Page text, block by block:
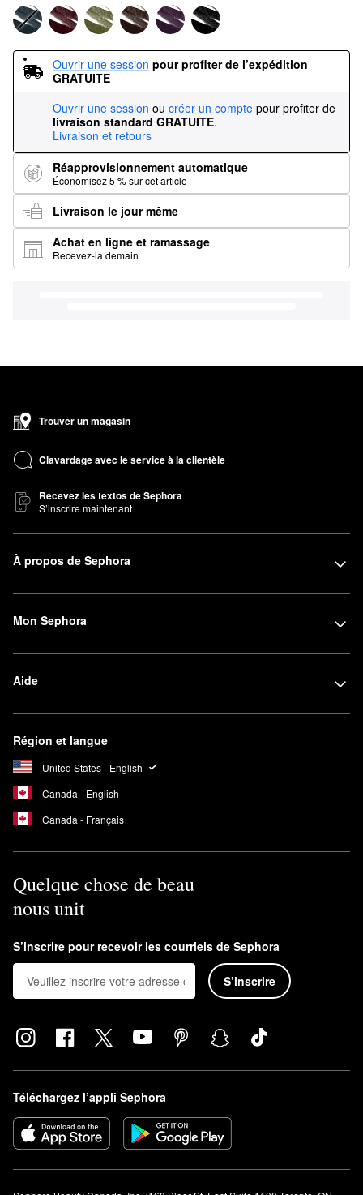
Ouvrir une session pour profiter de l’expédition
GRATUITE
Ouvrir une session ou créer un compte pour profiter de
livraison standard GRATUITE.
Livraison et retours
Réapprovisionnement automatique
Économisez 5 % sur cet article
Livraison le jour même
Achat en ligne et ramassage
Recevez-la demain
Trouver un magasin
Clavardage avec le service à la clientèle
Recevez les textos de Sephora
S’inscrire maintenant
À propos de Sephora
Mon Sephora
Aide
Région et langue
United States - English
Canada - English
Canada - Français
Quelque chose de beau
nous unit
S’inscrire pour recevoir les courriels de Sephora
S’inscrire
Téléchargez l’appli Sephora